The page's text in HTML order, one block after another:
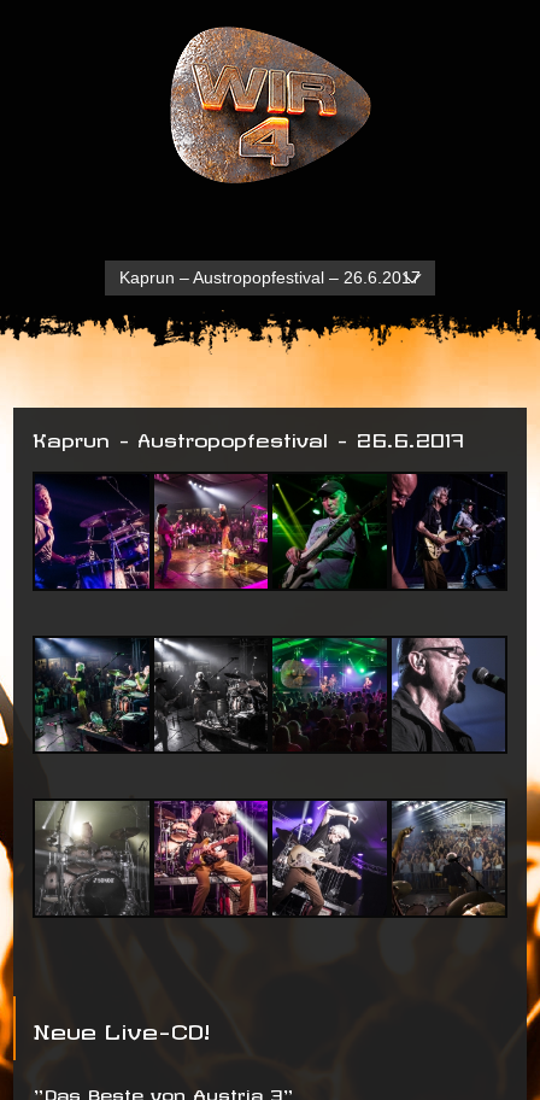
Kaprun – Austropopfestival – 26.6.2017
Kaprun – Austropopfestival – 26.6.2017
Neue Live-CD!
"Das Beste von Austria 3"